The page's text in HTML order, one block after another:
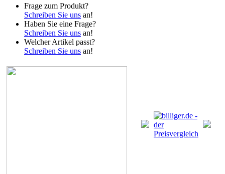
Frage zum Produkt?
Schreiben Sie uns an!
Haben Sie eine Frage?
Schreiben Sie uns an!
Welcher Artikel passt?
Schreiben Sie uns an!